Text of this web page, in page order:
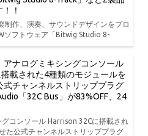
！
作、演奏、サウンドデザインをプロ
ソフトウェア「Bitwig Studio 8-
アナログミキシングコンソール
載された4種類のモジュールを
式チャンネルストリッププラグ
「32C Bus」が83%OFF、24
コンソール Harrison 32Cに搭載され
た公式チャンネルストリッププラグ